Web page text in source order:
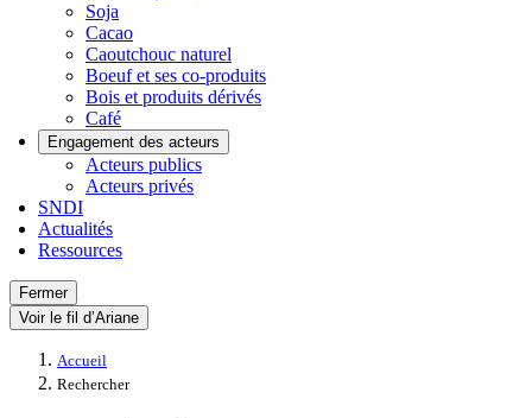
Soja
Cacao
Caoutchouc naturel
Boeuf et ses co-produits
Bois et produits dérivés
Café
Engagement des acteurs
Acteurs publics
Acteurs privés
SNDI
Actualités
Ressources
Fermer
Voir le fil d’Ariane
Accueil
Rechercher